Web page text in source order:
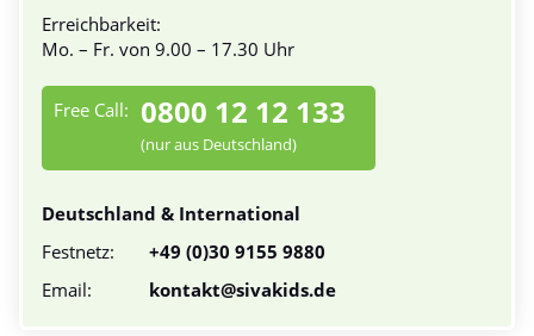
Erreichbarkeit:
Mo. – Fr. von 9.00 – 17.30 Uhr
Free Call: 0800 12 12 133
(nur aus Deutschland)
Deutschland & International
Festnetz:
+49 (0)30 9155 9880
Email:
kontakt@sivakids.de